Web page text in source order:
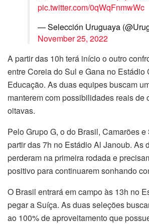
pic.twitter.com/0qWqFnmwWc
— Selección Uruguaya
November 25, 2022
A partir das 10h terá início o outro
entre Coreia do Sul e Gana no Estádio
Educação. As duas equipes buscam
manterem com possibilidades reais de
oitavas.
Pelo Grupo G, o do Brasil, Camarões
partir das 7h no Estádio Al Janoub. As
perderam na primeira rodada e
positivo para continuarem sonhando
O Brasil entrará em campo às 13h no
pegar a Suíça. As duas seleções
ao 100% de aproveitamento que